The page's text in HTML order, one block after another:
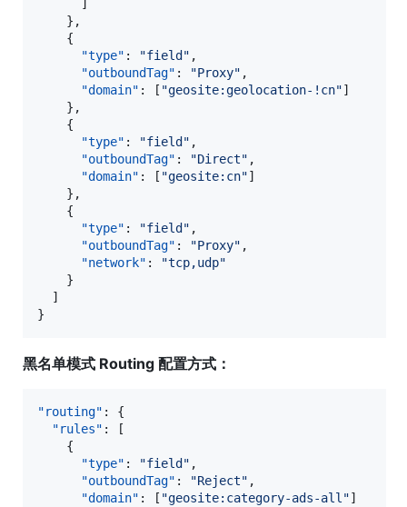
    },
    {
"type" : "field " ,
"outboundTag" : "Proxy" ,
"domain" : [ "geosite:geolocation-!cn"]
    },
    {
"type" : "field " ,
"outboundTag" : "Direct" ,
"domain" : [ "geosite:cn"]
    },
    {
"type" : "field " ,
"outboundTag" : "Proxy" ,
"network" : "tcp,udp"
    }
  ]
}
黑名单模式 Routing 配置方式：
"routing" : {
"rules" : [
    {
"type" : "field " ,
"outboundTag" : "Reject" ,
"domain" : [ "geosite:category-ads-all "]